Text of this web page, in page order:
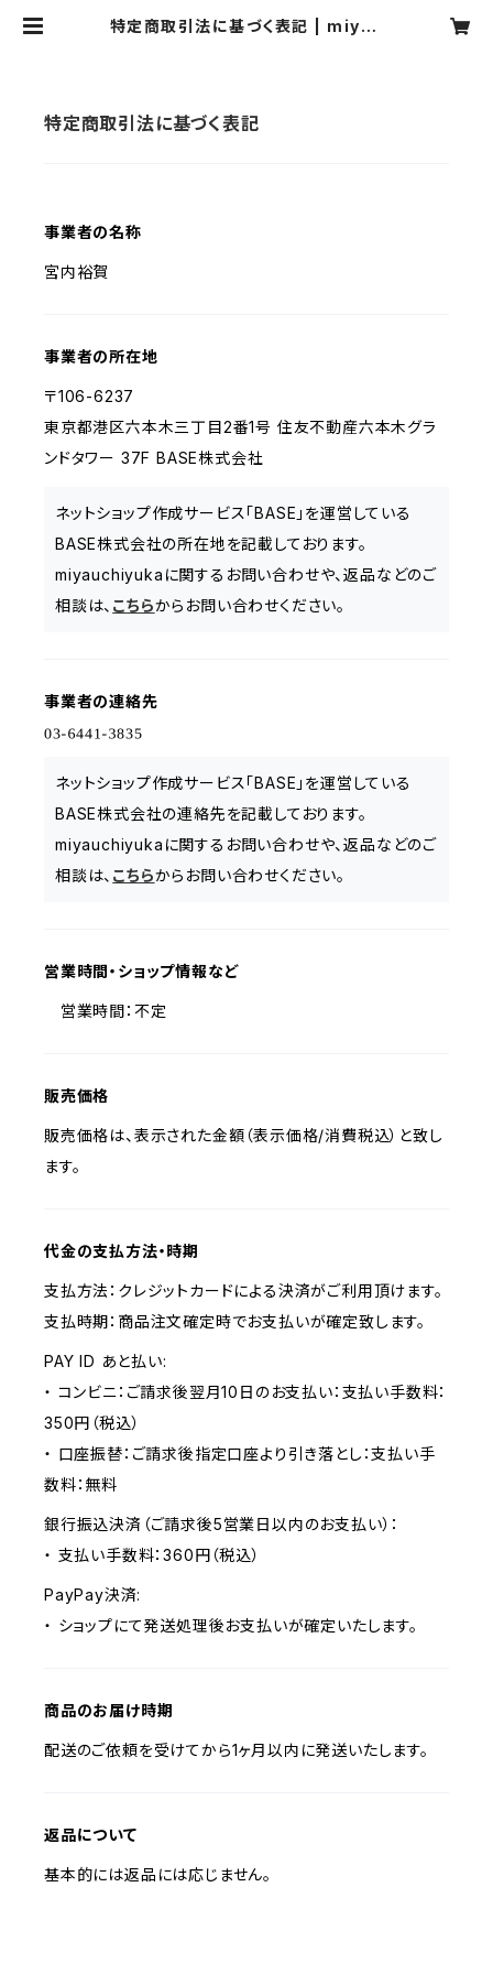
特定商取引法に基づく表記 | miyau
特定商取引法に基づく表記
事業者の名称
宮内裕賀
事業者の所在地
〒106-6237
東京都港区六本木三丁目2番1号 住友不動産六本木グラ
ンドタワー 37F BASE株式会社
ネットショップ作成サービス「BASE」を運営している
BASE株式会社の所在地を記載しております。
miyauchiyukaに関するお問い合わせや、返品などのご
相談は、 こちらからお問い合わせください。
事業者の連絡先
ネットショップ作成サービス「BASE」を運営している
BASE株式会社の連絡先を記載しております。
miyauchiyukaに関するお問い合わせや、返品などのご
相談は、 こちらからお問い合わせください。
営業時間・ショップ情報など
営業時間：不定
販売価格
販売価格は、表示された金額（表示価格/消費税込）と致し
ます。
代金の支払方法・時期
支払方法：クレジットカードによる決済がご利用頂けます。
支払時期：商品注文確定時でお支払いが確定致します。
PAY ID あと払い:
・ コンビニ：ご請求後翌月10日のお支払い：支払い手数料：
350円（税込）
・ 口座振替：ご請求後指定口座より引き落とし：支払い手
数料：無料
銀行振込決済（ご請求後5営業日以内のお支払い）：
・ 支払い手数料：360円（税込）
PayPay決済:
・ ショップにて発送処理後お支払いが確定いたします。
商品のお届け時期
配送のご依頼を受けてから1ヶ月以内に発送いたします。
返品について
基本的には返品には応じません。